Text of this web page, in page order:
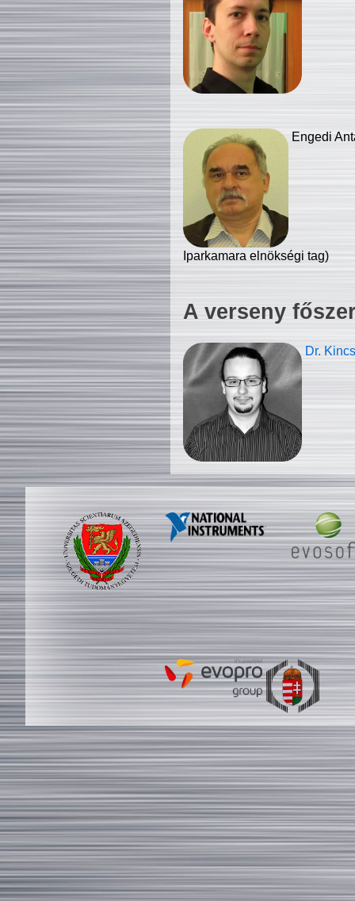
Engedi
Iparkamara elnökségi tag)
A verseny
Dr.